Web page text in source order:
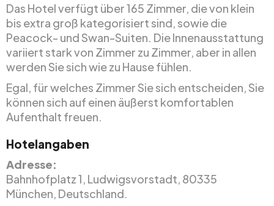
Das Hotel verfügt über 165 Zimmer, die von klein
bis extra groß kategorisiert sind, sowie die
Peacock- und Swan-Suiten. Die Innenausstattung
variiert stark von Zimmer zu Zimmer, aber in allen
werden Sie sich wie zu Hause fühlen.
Egal, für welches Zimmer Sie sich entscheiden, Sie
können sich auf einen äußerst komfortablen
Aufenthalt freuen.
Hotelangaben
Adresse:
Bahnhofplatz 1, Ludwigsvorstadt, 80335
München, Deutschland.